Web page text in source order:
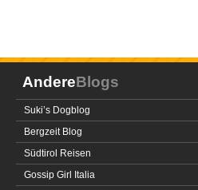
AndereBlogs
Suki’s Dogblog
Bergzeit Blog
Südtirol Reisen
Gossip Girl Italia